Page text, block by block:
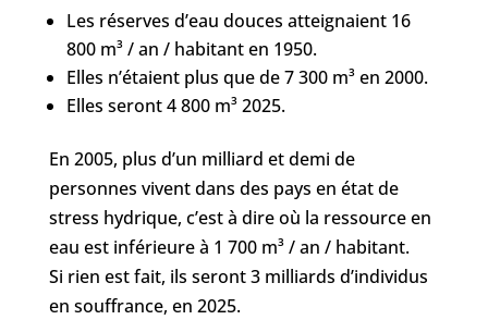
Les réserves d’eau douces atteignaient 16
800 m³ / an / habitant en 1950.
Elles n’étaient plus que de 7 300 m³ en 2000.
Elles seront 4 800 m³ 2025.
En 2005, plus d’un milliard et demi de
personnes vivent dans des pays en état de
stress hydrique, c’est à dire où la ressource en
eau est inférieure à 1 700 m³ / an / habitant.
Si rien est fait, ils seront 3 milliards d’individus
en souffrance, en 2025.